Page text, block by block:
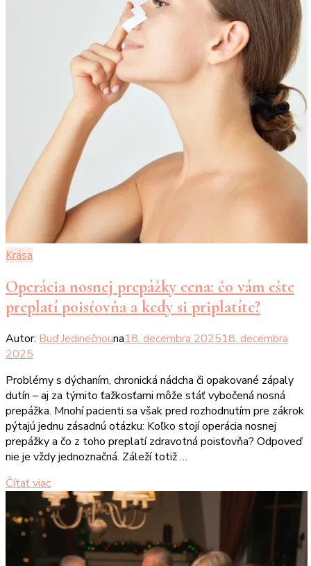
Krása
Operácia nosnej prepážky cena: čo vám ešte
preplatí poisťovňa a kedy si priplatíte?
Autor: Buď Jedinečnouna18. decembra 202518. decembra
2025
Problémy s dýchaním, chronická nádcha či opakované zápaly
dutín – aj za týmito ťažkosťami môže stáť vybočená nosná
prepážka. Mnohí pacienti sa však pred rozhodnutím pre zákrok
pýtajú jednu zásadnú otázku: Koľko stojí operácia nosnej
prepážky a čo z toho preplatí zdravotná poisťovňa? Odpoveď
nie je vždy jednoznačná. Záleží totiž …
Čítať viac